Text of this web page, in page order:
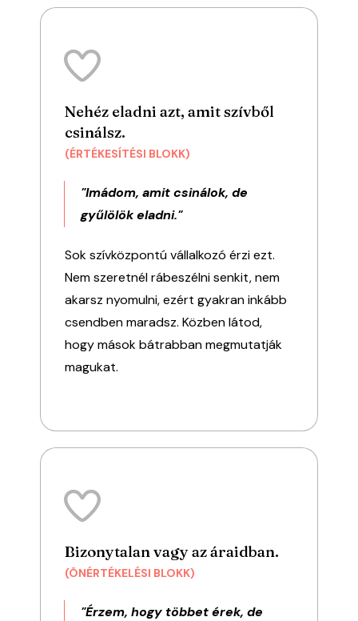
Nehéz eladni azt, amit szívből
csinálsz.
(ÉRTÉKESÍTÉSI BLOKK)
"Imádom, amit csinálok, de
gyűlölök eladni."
Sok szívközpontú vállalkozó érzi ezt.
Nem szeretnél rábeszélni senkit, nem
akarsz nyomulni, ezért gyakran inkább
csendben maradsz. Közben látod,
hogy mások bátrabban megmutatják
magukat.
Bizonytalan vagy az áraidban.
(ÖNÉRTÉKELÉSI BLOKK)
"Érzem, hogy többet érek, de